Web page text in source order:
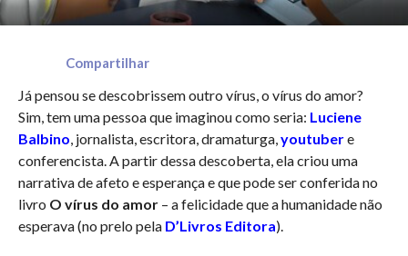
Compartilhar
Já pensou se descobrissem outro vírus, o vírus do amor?
Sim, tem uma pessoa que imaginou como seria: Luciene
Balbino, jornalista, escritora, dramaturga,youtubere
conferencista. A partir dessa descoberta, ela criou uma
narrativa de afeto e esperança e que pode ser conferida no
livro O vírus do amor– a felicidade que a humanidade não
esperava (no prelo pela D’Livros Editora).